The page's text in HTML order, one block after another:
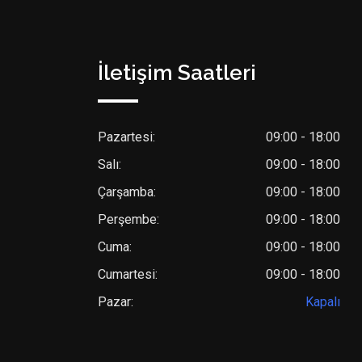
İletişim Saatleri
Pazartesi:
09:00 - 18:00
Salı:
09:00 - 18:00
Çarşamba:
09:00 - 18:00
Perşembe:
09:00 - 18:00
Cuma:
09:00 - 18:00
Cumartesi:
09:00 - 18:00
Pazar:
Kapalı